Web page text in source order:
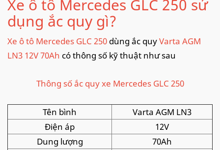
Xe ô tô Mercedes GLC 250 sử
dụng ắc quy gì?
Xe ô tô Mercedes GLC 250 dùng ắc quyVarta AGM
LN3 12V 70Ah có thông số kỹ thuật như sau
Thông số ắc quy xe Mercedes GLC 250
Tên bình
Varta AGM LN3
Điện áp
12V
Dung lượng
70Ah